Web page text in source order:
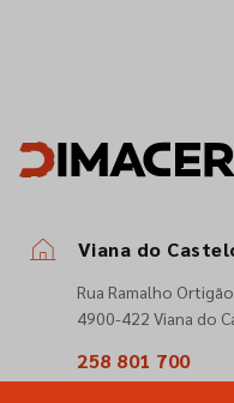
Viana do
Rua Ramalho
4900-422 Viana do
258 801 700